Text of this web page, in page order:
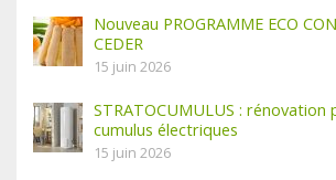
Nouveau PROGRAMME ECO
CEDER
15 juin 2026
STRATOCUMULUS :
cumulus électriques
15 juin 2026